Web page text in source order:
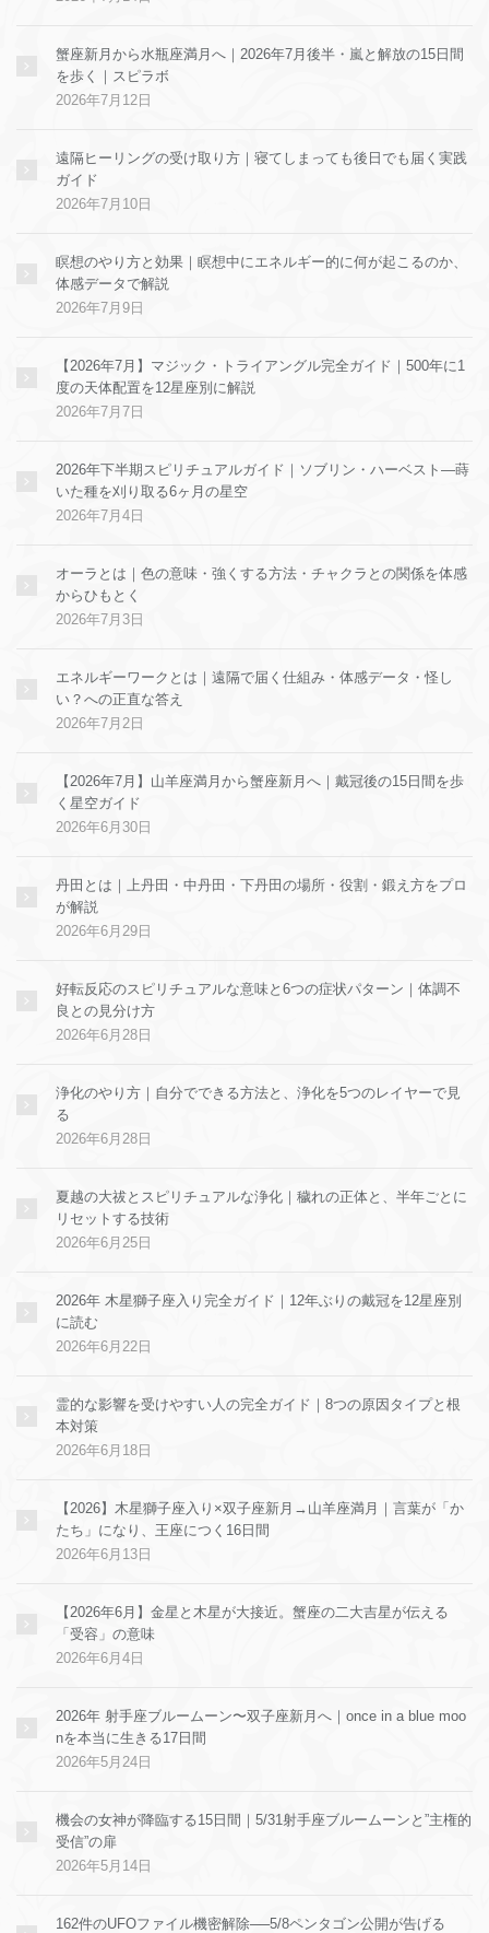
蟹座新月から水瓶座満月へ｜2026年7月後半・嵐と解放の15日間
を歩く｜スピラボ
2026年7月12日
遠隔ヒーリングの受け取り方｜寝てしまっても後日でも届く実践
ガイド
2026年7月10日
瞑想のやり方と効果｜瞑想中にエネルギー的に何が起こるのか、
体感データで解説
2026年7月9日
【2026年7月】マジック・トライアングル完全ガイド｜500年に1
度の天体配置を12星座別に解説
2026年7月7日
2026年下半期スピリチュアルガイド｜ソブリン・ハーベスト—蒔
いた種を刈り取る6ヶ月の星空
2026年7月4日
オーラとは｜色の意味・強くする方法・チャクラとの関係を体感
からひもとく
2026年7月3日
エネルギーワークとは｜遠隔で届く仕組み・体感データ・怪し
い？への正直な答え
2026年7月2日
【2026年7月】山羊座満月から蟹座新月へ｜戴冠後の15日間を歩
く星空ガイド
2026年6月30日
丹田とは｜上丹田・中丹田・下丹田の場所・役割・鍛え方をプロ
が解説
2026年6月29日
好転反応のスピリチュアルな意味と6つの症状パターン｜体調不
良との見分け方
2026年6月28日
浄化のやり方｜自分でできる方法と、浄化を5つのレイヤーで見
る
2026年6月28日
夏越の大祓とスピリチュアルな浄化｜穢れの正体と、半年ごとに
リセットする技術
2026年6月25日
2026年 木星獅子座入り完全ガイド｜12年ぶりの戴冠を12星座別
に読む
2026年6月22日
霊的な影響を受けやすい人の完全ガイド｜8つの原因タイプと根
本対策
2026年6月18日
【2026】木星獅子座入り×双子座新月→山羊座満月｜言葉が「か
たち」になり、王座につく16日間
2026年6月13日
【2026年6月】金星と木星が大接近。蟹座の二大吉星が伝える
「受容」の意味
2026年6月4日
2026年 射手座ブルームーン〜双子座新月へ｜once in a blue moo
nを本当に生きる17日間
2026年5月24日
機会の女神が降臨する15日間｜5/31射手座ブルームーンと”主権的
受信”の扉
2026年5月14日
162件のUFOファイル機密解除──5/8ペンタゴン公開が告げる